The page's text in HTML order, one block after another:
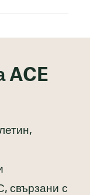
ACE
свързани с